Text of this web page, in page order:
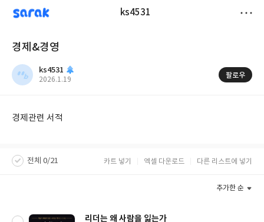
sarak ks4531
경제&경영
ks4531
작
2026.1.19
팔로우
경제관련 서적
전체 0/21 카트 넣기 엑셀 다운로드 다른 리스트에 넣기
추가한 순
리더는 왜 사람을 잃는가